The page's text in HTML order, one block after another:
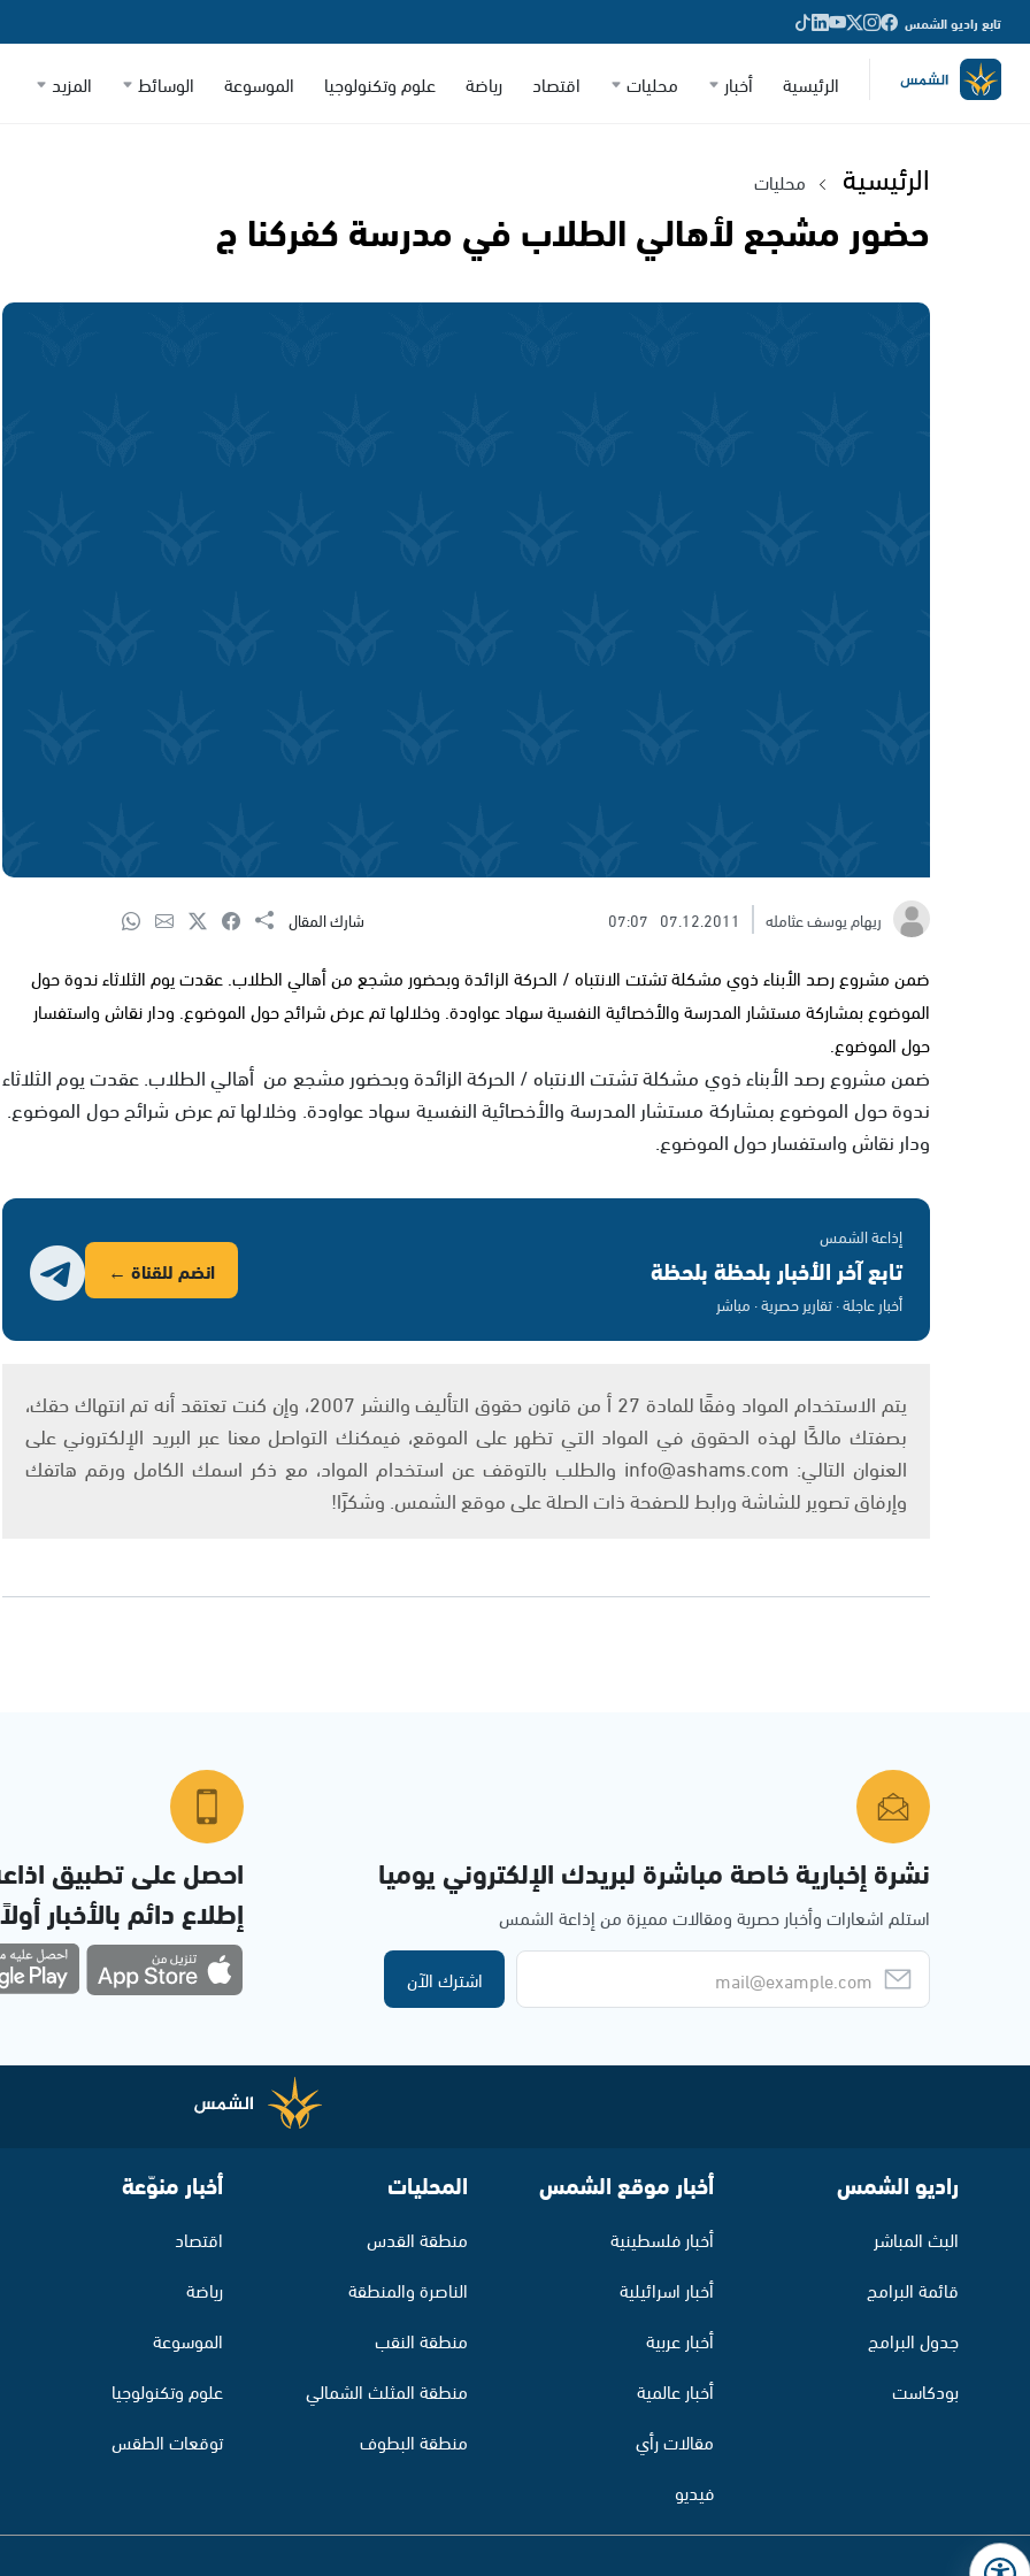
تابع راديو الشمس
الرئيسية أخبار محليات اقتصاد رياضة علوم وتكنولوجيا الموسوعة الوسائط المزيد
الرئيسية محليات
حضور مشجع لأهالي الطلاب في مدرسة كفركنا ج
ريهام يوسف عثامله 07.12.2011
07:07 شارك المقال
ضمن مشروع رصد الأبناء ذوي مشكلة تشتت الانتباه / الحركة الزائدة وبحضور مشجع من أهالي الطلاب. عقدت يوم الثلاثاء ندوة حول
الموضوع بمشاركة مستشار المدرسة والأخصائية النفسية سهاد عواودة. وخلالها تم عرض شرائح حول الموضوع. ودار نقاش واستفسار
حول الموضوع.
ضمن مشروع رصد الأبناء ذوي مشكلة تشتت الانتباه / الحركة الزائدة وبحضور مشجع من أهالي الطلاب. عقدت يوم الثلاثاء
ندوة حول الموضوع بمشاركة مستشار المدرسة والأخصائية النفسية سهاد عواودة. وخلالها تم عرض شرائح حول الموضوع.
ودار نقاش واستفسار حول الموضوع.
إذاعة الشمس
تابع آخر الأخبار بلحظة بلحظة
أخبار عاجلة · تقارير حصرية · مباشر
انضم للقناة ←
يتم الاستخدام المواد وفقًا للمادة 27 أ من قانون حقوق التأليف والنشر 2007، وإن كنت تعتقد أنه تم انتهاك حقك،
بصفتك مالكًا لهذه الحقوق في المواد التي تظهر على الموقع، فيمكنك التواصل معنا عبر البريد الإلكتروني على
العنوان التالي: info@ashams.com والطلب بالتوقف عن استخدام المواد، مع ذكر اسمك الكامل ورقم هاتفك
وإرفاق تصوير للشاشة ورابط للصفحة ذات الصلة على موقع الشمس. وشكرًا!
نشرة إخبارية خاصة مباشرة لبريدك الإلكتروني يوميا
استلم اشعارات وأخبار حصرية ومقالات مميزة من إذاعة الشمس
اشترك الآن
احصل على تطبيق
إطلاع دائم بالأخبار
راديو الشمس
البث المباشر
قائمة البرامج
جدول البرامج
بودكاست
أخبار موقع الشمس
أخبار فلسطينية
أخبار اسرائيلية
أخبار عربية
أخبار عالمية
مقالات رأي
فيديو
المحليات
منطقة القدس
الناصرة والمنطقة
منطقة النقب
منطقة المثلث الشمالي
منطقة البطوف
أخبار منوّعة
اقتصاد
رياضة
الموسوعة
علوم وتكنولوجيا
توقعات الطقس